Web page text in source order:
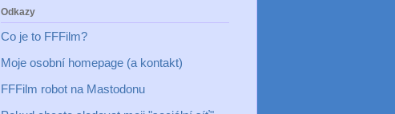
Odkazy
Co je to FFFilm?
Moje osobní homepage (a kontakt)
FFFilm robot na Mastodonu